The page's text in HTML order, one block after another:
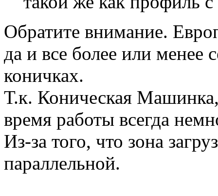
Обратите внимание.
да и все более или менее
коничках.
Т.к. Коническая
время работы всегда
Из-за того, что зона
параллельной.